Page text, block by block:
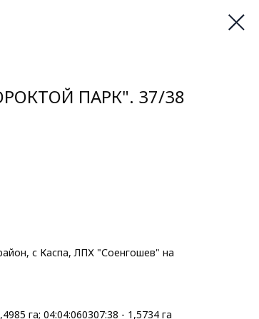
ПАРК". 37/38
с Каспа, ЛПХ "Соенгошев" на
га; 04:04:060307:38 - 1,5734 га